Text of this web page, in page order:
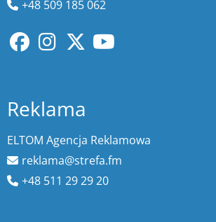
+48 509 185 062
Reklama
ELTOM Agencja Reklamowa
reklama@strefa.fm
+48 511 29 29 20